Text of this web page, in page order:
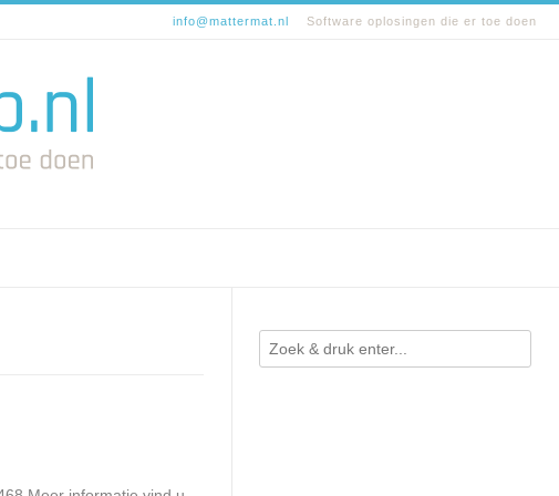
info@mattermat.nl Software oplosingen die er toe doen